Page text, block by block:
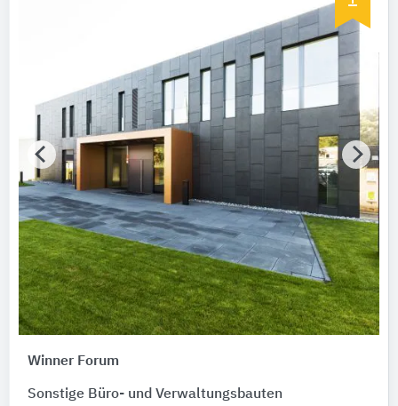
Winner Forum
Sonstige Büro- und Verwaltungsbauten